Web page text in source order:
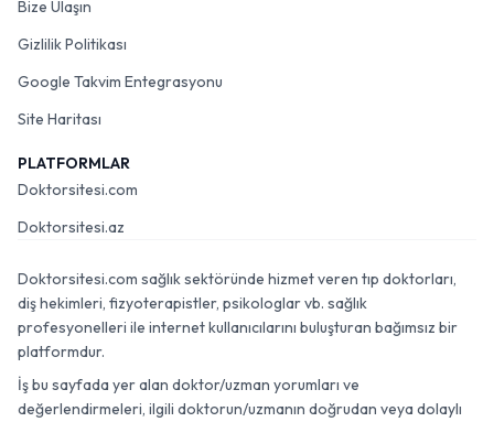
Bize Ulaşın
Gizlilik Politikası
Google Takvim Entegrasyonu
Site Haritası
PLATFORMLAR
Doktorsitesi.com
Doktorsitesi.az
Doktorsitesi.com sağlık sektöründe hizmet veren tıp doktorları,
diş hekimleri, fizyoterapistler, psikologlar vb. sağlık
profesyonelleri ile internet kullanıcılarını buluşturan bağımsız bir
platformdur.
İş bu sayfada yer alan doktor/uzman yorumları ve
değerlendirmeleri, ilgili doktorun/uzmanın doğrudan veya dolaylı